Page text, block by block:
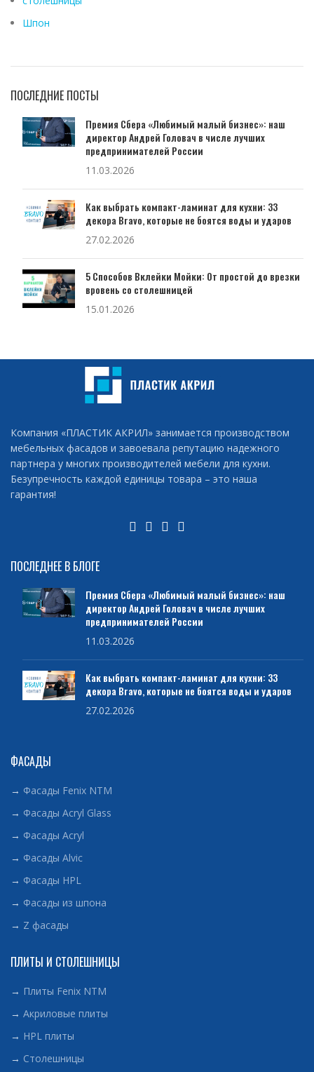
Шпон
ПОСЛЕДНИЕ ПОСТЫ
Премия Сбера «Любимый малый бизнес»: наш
директор Андрей Головач в числе лучших
предпринимателей России
11.03.2026
Как выбрать компакт-ламинат для кухни: 33
декора Bravo, которые не боятся воды и ударов
27.02.2026
5 Способов Вклейки Мойки: От простой до врезки
вровень со столешницей
15.01.2026
Компания «ПЛАСТИК АКРИЛ» занимается производством
мебельных фасадов и завоевала репутацию надежного
партнера у многих производителей мебели для кухни.
Безупречность каждой единицы товара – это наша
гарантия!
ПОСЛЕДНЕЕ В БЛОГЕ
Премия Сбера «Любимый малый бизнес»: наш
директор Андрей Головач в числе лучших
предпринимателей России
11.03.2026
Как выбрать компакт-ламинат для кухни: 33
декора Bravo, которые не боятся воды и ударов
27.02.2026
ФАСАДЫ
→ Фасады Fenix NTM
→ Фасады Acryl Glass
→ Фасады Acryl
→ Фасады Alvic
→ Фасады HPL
→ Фасады из шпона
→ Z фасады
ПЛИТЫ И СТОЛЕШНИЦЫ
→ Плиты Fenix NTM
→ Акриловые плиты
→ HPL плиты
→ Столешницы